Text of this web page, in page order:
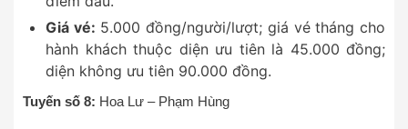
Giá vé: 5.000 đồng/người/lượt; giá vé tháng cho
hành khách thuộc diện ưu tiên là 45.000 đồng;
diện không ưu tiên 90.000 đồng.
Tuyến số 8: Hoa Lư – Phạm Hùng